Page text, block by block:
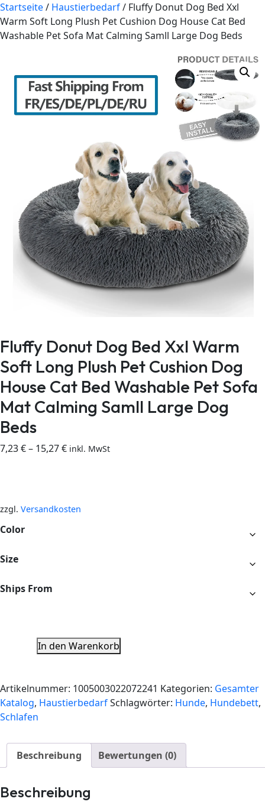
Startseite/ Haustierbedarf/ Fluffy Donut Dog Bed Xxl
Warm Soft Long Plush Pet Cushion Dog House Cat Bed
Washable Pet Sofa Mat Calming Samll Large Dog Beds
Fluffy Donut Dog Bed Xxl Warm
Soft Long Plush Pet Cushion Dog
House Cat Bed Washable Pet Sofa
Mat Calming Samll Large Dog
Beds
7,23€– 15,27€ inkl. MwSt
zzgl. Versandkosten
Color
Size
Ships From
In den Warenkorb
Artikelnummer: 1005003022072241 Kategorien: Gesamter
Katalog, HaustierbedarfSchlagwörter: Hunde, Hundebett,
Schlafen
Beschreibung Bewertungen (0)
Beschreibung